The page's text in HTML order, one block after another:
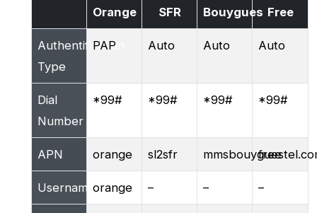
Orange SFR Bouygues Free
Authentification
Type
PAP Auto Auto Auto
Dial
Number
*99# *99# *99# *99#
APN orange sl2sfr free
Usernameorange – – –